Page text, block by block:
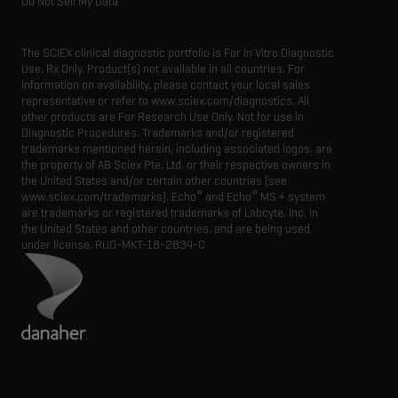
The SCIEX clinical diagnostic portfolio is For In Vitro Diagnostic
Use. Rx Only. Product(s) not available in all countries. For
information on availability, please contact your local sales
representative or refer to www.sciex.com/diagnostics. All
other products are For Research Use Only. Not for use in
Diagnostic Procedures. Trademarks and/or registered
trademarks mentioned herein, including associated logos, are
the property of AB Sciex Pte. Ltd. or their respective owners in
the United States and/or certain other countries (see
www.sciex.com/trademarks). Echo® and Echo® MS + system
are trademarks or registered trademarks of Labcyte, Inc. in
the United States and other countries, and are being used
under license. RUO-MKT-18-2834-C